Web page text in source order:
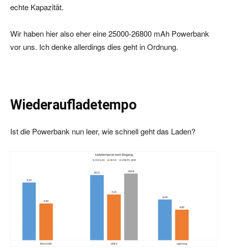
echte Kapazität.
Wir haben hier also eher eine 25000-26800 mAh Powerbank
vor uns. Ich denke allerdings dies geht in Ordnung.
Wiederaufladetempo
Ist die Powerbank nun leer, wie schnell geht das Laden?